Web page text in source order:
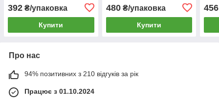
392 ₴/упаковка
Купити
480₴/упаковка
Купити
456
Про нас
94% позитивних з 210 відгуків за рік
Працює з 01.10.2024